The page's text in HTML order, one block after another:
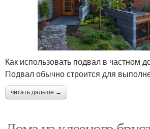
Как использовать подвал в частном
Подвал обычно строится для
читать дальше →